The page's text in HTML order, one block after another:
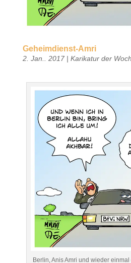
Geheimdienst-Amri
2. Jan.. 2017| Karikatur der
Berlin, Anis Amri und wieder